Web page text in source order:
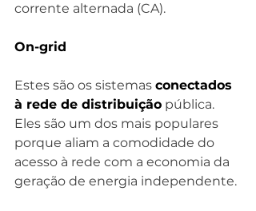
corrente alternada (CA).
On-grid
Estes são os sistemas conectados
à rede de distribuição pública.
Eles são um dos mais populares
porque aliam a comodidade do
acesso à rede com a economia da
geração de energia independente.